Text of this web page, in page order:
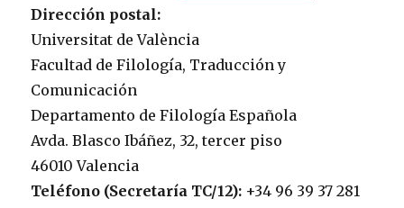
Dirección postal:
Universitat de València
Facultad de Filología, Traducción y
Comunicación
Departamento de Filología Española
Avda. Blasco Ibáñez, 32, tercer piso
46010 Valencia
Teléfono (Secretaría TC/12): +34 96 39 37 281